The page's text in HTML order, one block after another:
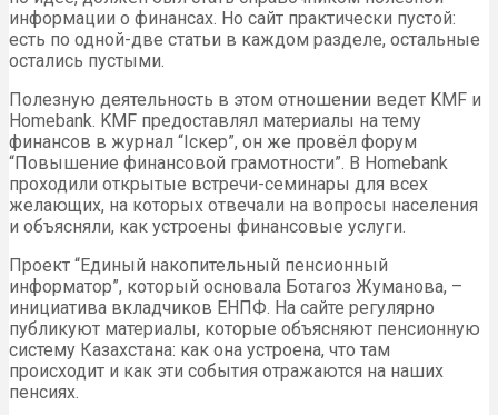
информации о финансах. Но сайт практически пустой:
есть по одной-две статьи в каждом разделе, остальные
остались пустыми.
Полезную деятельность в этом отношении ведет KMF и
Homebank. KMF предоставлял материалы на тему
финансов в журнал “Iскер”, он же провёл форум
“Повышение финансовой грамотности”. В Homebank
проходили открытые встречи-семинары для всех
желающих, на которых отвечали на вопросы населения
и объясняли, как устроены финансовые услуги.
Проект “Единый накопительный пенсионный
информатор”, который основала Ботагоз Жуманова, –
инициатива вкладчиков ЕНПФ. На сайте регулярно
публикуют материалы, которые объясняют пенсионную
систему Казахстана: как она устроена, что там
происходит и как эти события отражаются на наших
пенсиях.